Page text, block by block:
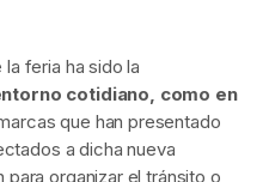
feria ha sido la
cotidiano, como en
que han presentado
a dicha nueva
organizar el tránsito o